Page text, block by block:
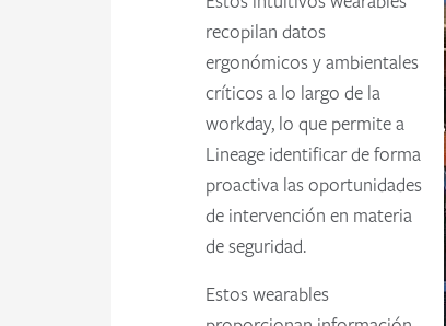
recopilan datos
ergonómicos y ambientales
críticos a lo largo de la
workday, lo que permite a
Lineage identificar de forma
proactiva las oportunidades
de intervención en materia
de seguridad.
Estos wearables